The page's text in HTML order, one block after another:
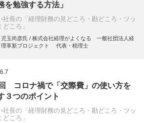
を勉強する方法」
社長の「経理財務の見どころ・勘どころ・ツッ
どころ」
児玉尚彦氏 / 株式会社経理がよくなる 一般社団法人経
理革新プロジェクト 代表・税理士
コロナ禍で「交際費」の使い方を
３つのポイント
社長の「経理財務の見どころ・勘どころ・ツッ
どころ」